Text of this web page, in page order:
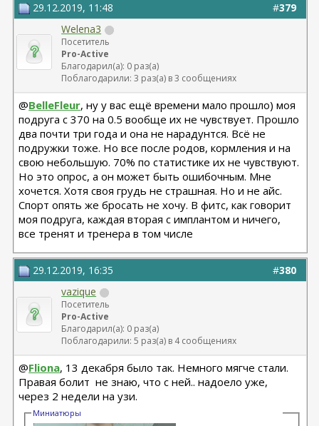
#379
29.12.2019, 11:48
Welena3
Посетитель
Pro-Active
Благодарил(а): 0 раз(а)
Поблагодарили: 3 раз(а) в 3 сообщениях
@BelleFleur, ну у вас ещё времени мало прошло) моя
подруга с 370 на 0.5 вообще их не чувствует. Прошло
два почти три года и она не нарадунтся. Всё не
подружки тоже. Но все после родов, кормления и на
свою небольшую. 70% по статистике их не чувствуют.
Но это опрос, а он может быть ошибочным. Мне
хочется. Хотя своя грудь не страшная. Но и не айс.
Спорт опять же бросать не хочу. В фитс, как говорит
моя подруга, каждая вторая с имплантом и ничего,
все тренят и тренера в том числе
#380
29.12.2019, 16:35
vazique
Посетитель
Pro-Active
Благодарил(а): 0 раз(а)
Поблагодарили: 5 раз(а) в 4 сообщениях
@Fliona, 13 декабря было так. Немного мягче стали.
Правая болит не знаю, что с ней.. надоело уже,
через 2 недели на узи.
Миниатюры